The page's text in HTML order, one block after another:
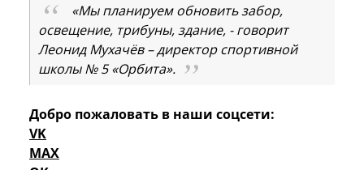
«Мы планируем обновить забор,
освещение, трибуны, здание, - говорит
Леонид Мухачёв – директор спортивной
школы № 5 «Орбита».
Добро пожаловать в наши соцсети:
VK
MAX